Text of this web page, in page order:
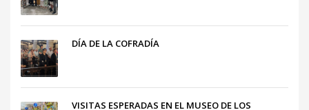
DÍA DE LA COFRADÍA
VISITAS ESPERADAS EN EL MUSEO DE LOS